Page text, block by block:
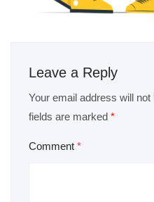
Leave a Reply
Your email address will not
fields are marked *
Comment *